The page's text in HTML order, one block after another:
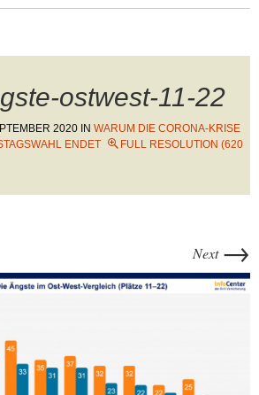
ostwest-11-22
2020 IN WARUM DIE CORONA-KRISE
ENDET
FULL RESOLUTION (620
Next →